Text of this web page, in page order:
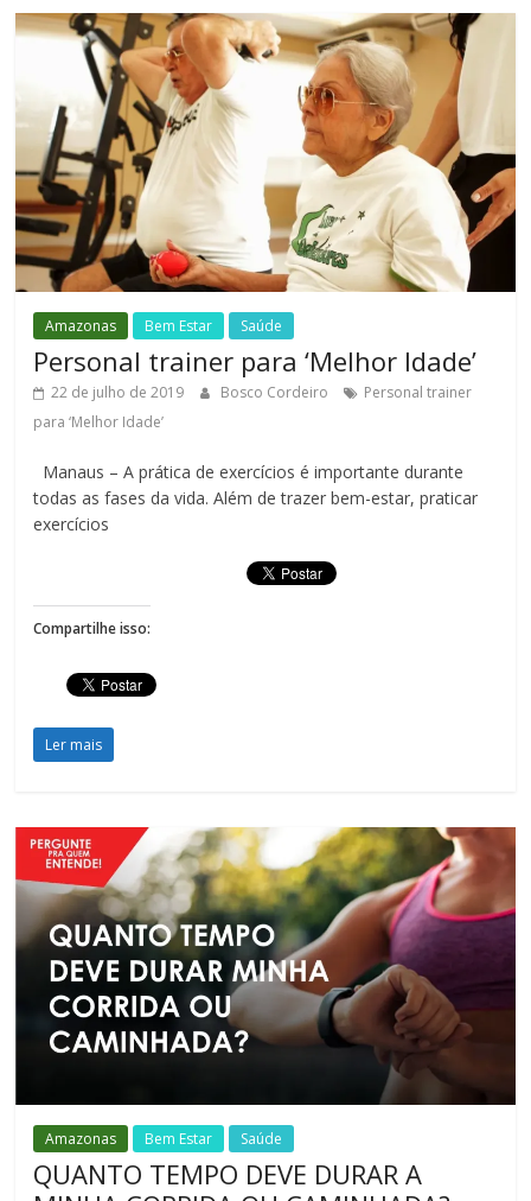
Amazonas Bem Estar Saúde
Personal trainer para ‘Melhor Idade’
22 de julho de 2019 Bosco Cordeiro
Personal trainer
para ‘Melhor Idade’
Manaus – A prática de exercícios é importante durante
todas as fases da vida. Além de trazer bem-estar, praticar
exercícios
Compartilhe isso:
Ler mais
Amazonas Bem Estar Saúde
QUANTO TEMPO DEVE DURAR A